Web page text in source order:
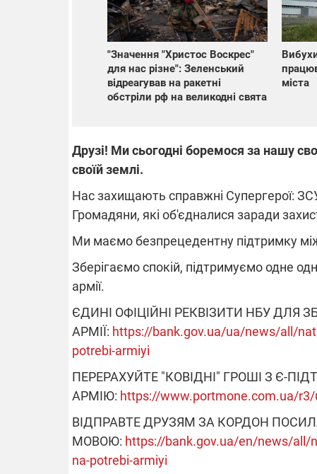
"Значення "Христос Воскрес"
для нас різне": Зеленський
відреагував на ракетні
обстріли рф на великодні свята
міста
Друзі! Ми сьогодні боремося за нашу
своїй землі.
Нас захищають справжні Супергерої:
Громадяни, які об'єдналися заради
Ми маємо безпрецедентну підтримку
Зберігаємо спокій, підтримуємо одне
армії.
ЄДИНІ ОФІЦІЙНІ РЕКВІЗИТИ НБУ ДЛЯ
АРМІЇ: https://bank.gov.ua/ua/news/all/
potrebi-armiyi
ПЕРЕРАХУЙТЕ "КОВІДНІ" ГРОШІ З Є-
АРМІЮ: https://www.portmone.com.ua/
ВІДПРАВТЕ ДРУЗЯМ ЗА КОРДОН
МОВОЮ: https://bank.gov.ua/en/news/all/
na-potrebi-armiyi